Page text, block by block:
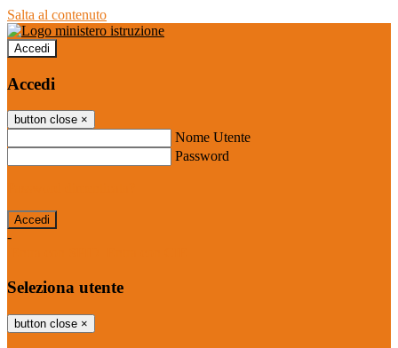
Salta al contenuto
Accedi
Accedi
button close ×
Nome Utente
Password
-
Seleziona utente
button close ×